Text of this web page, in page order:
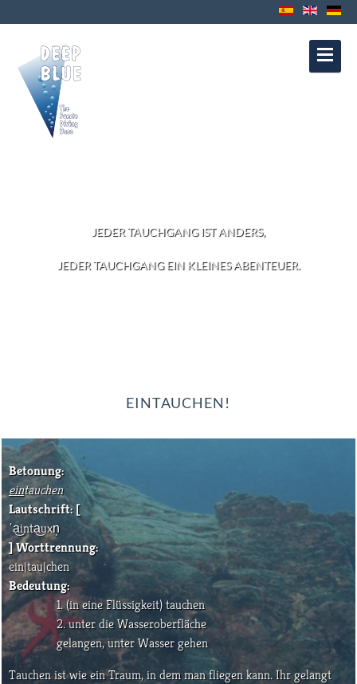
Aviso Legal
JEDER TAUCHGANG IST ANDERS,
JEDER TAUCHGANG EIN KLEINES ABENTEUER.
EINTAUCHEN!
Betonung:
eintauchen
Lautschrift: [
ˈa͜inta͜uxn̩
] Worttrennung:
ein|tau|chen
Bedeutung:
1. (in eine Flüssigkeit) tauchen
2. unter die Wasseroberfläche
gelangen, unter Wasser gehen
Tauchen ist wie ein Traum, in dem man fliegen kann. Ihr gelangt